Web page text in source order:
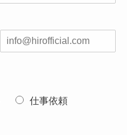
仕事依頼